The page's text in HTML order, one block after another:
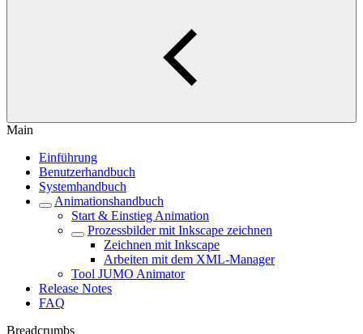
Main
Einführung
Benutzerhandbuch
Systemhandbuch
Animationshandbuch
Start & Einstieg Animation
Prozessbilder mit Inkscape zeichnen
Zeichnen mit Inkscape
Arbeiten mit dem XML-Manager
Tool JUMO Animator
Release Notes
FAQ
Breadcrumbs